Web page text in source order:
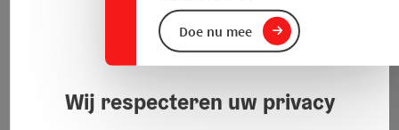
Doe nu mee
privacyverklaring
Wij respecteren uw privacy